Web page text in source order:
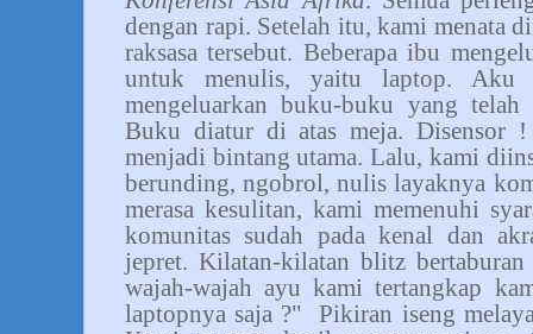
dengan rapi. Setelah itu, kami menata
raksasa tersebut. Beberapa ibu
untuk menulis, yaitu laptop.
mengeluarkan buku-buku yang telah
Buku diatur di atas meja. Disensor
menjadi bintang utama. Lalu, kami
berunding, ngobrol, nulis layaknya
merasa kesulitan, kami memenuhi
komunitas sudah pada kenal dan
jepret. Kilatan-kilatan blitz
wajah-wajah ayu kami tertangkap
laptopnya saja ?"
Pikiran iseng